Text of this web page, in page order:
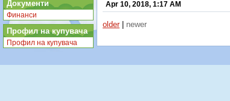
Документи
Финанси
Профил на купувача
Профил на купувача
Apr 10, 2018, 1:17 AM
older| newer